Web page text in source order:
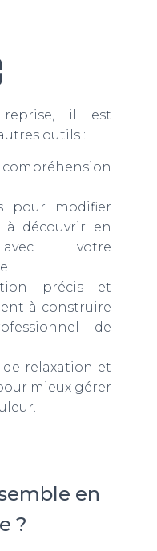
il est
outils :
pour modifier
à découvrir en
votre
précis et
à construire
de
de relaxation et
mieux gérer
en
?